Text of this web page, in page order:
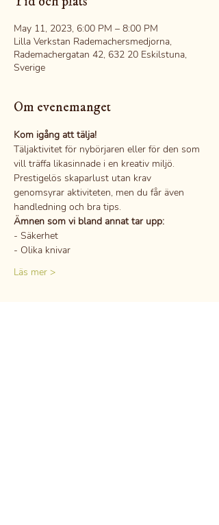
May 11, 2023, 6:00 PM – 8:00 PM
Lilla Verkstan Rademachersmedjorna,
Rademachergatan 42, 632 20 Eskilstuna,
Sverige
Om evenemanget
Kom igång att tälja!
Täljaktivitet för nybörjaren eller för den som
vill träffa likasinnade i en kreativ miljö.
Prestigelös skaparlust utan krav
genomsyrar aktiviteten, men du får även
handledning och bra tips.
Ämnen som vi bland annat tar upp:
- Säkerhet
- Olika knivar
Läs mer >